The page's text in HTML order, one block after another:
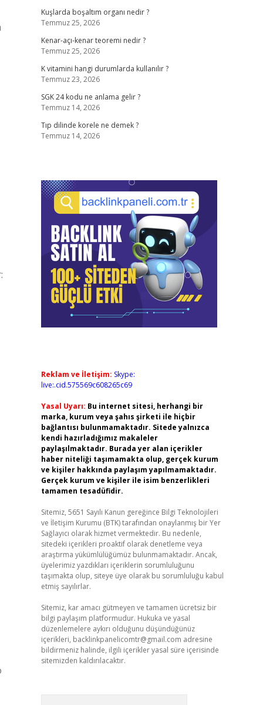
Kuşlarda boşaltım organı nedir ?
Temmuz 25, 2026
Kenar-açı-kenar teoremi nedir ?
Temmuz 25, 2026
K vitamini hangi durumlarda kullanılır ?
Temmuz 23, 2026
SGK 24 kodu ne anlama gelir ?
Temmuz 14, 2026
Tıp dilinde korele ne demek ?
Temmuz 14, 2026
Reklam ve İletişim: Skype:
live:.cid.575569c608265c69
Yasal Uyarı: Bu internet sitesi, herhangi bir
marka, kurum veya şahıs şirketi ile hiçbir
bağlantısı bulunmamaktadır. Sitede yalnızca
kendi hazırladığımız makaleler
paylaşılmaktadır. Burada yer alan içerikler
haber niteliği taşımamakta olup, gerçek kurum
ve kişiler hakkında paylaşım yapılmamaktadır.
Gerçek kurum ve kişiler ile isim benzerlikleri
tamamen tesadüfidir.
Sitemiz, 5651 Sayılı Kanun gereğince Bilgi Teknolojileri
ve İletişim Kurumu (BTK) tarafından onaylanmış bir Yer
Sağlayıcı olarak hizmet vermektedir. Bu nedenle,
sitedeki içerikleri proaktif olarak denetleme veya
araştırma yükümlülüğümüz bulunmamaktadır. Ancak,
üyelerimiz yazdıkları içeriklerin sorumluluğunu
taşımakta olup, siteye üye olarak bu sorumluluğu kabul
etmiş sayılırlar.
Sitemiz, kar amacı gütmeyen ve tamamen ücretsiz bir
bilgi paylaşım platformudur. Hukuka ve yasal
düzenlemelere aykırı olduğunu düşündüğünüz
içerikleri, backlinkpanelicomtr@gmail.com adresine
bildirmeniz halinde, ilgili içerikler yasal süre içerisinde
sitemizden kaldırılacaktır.